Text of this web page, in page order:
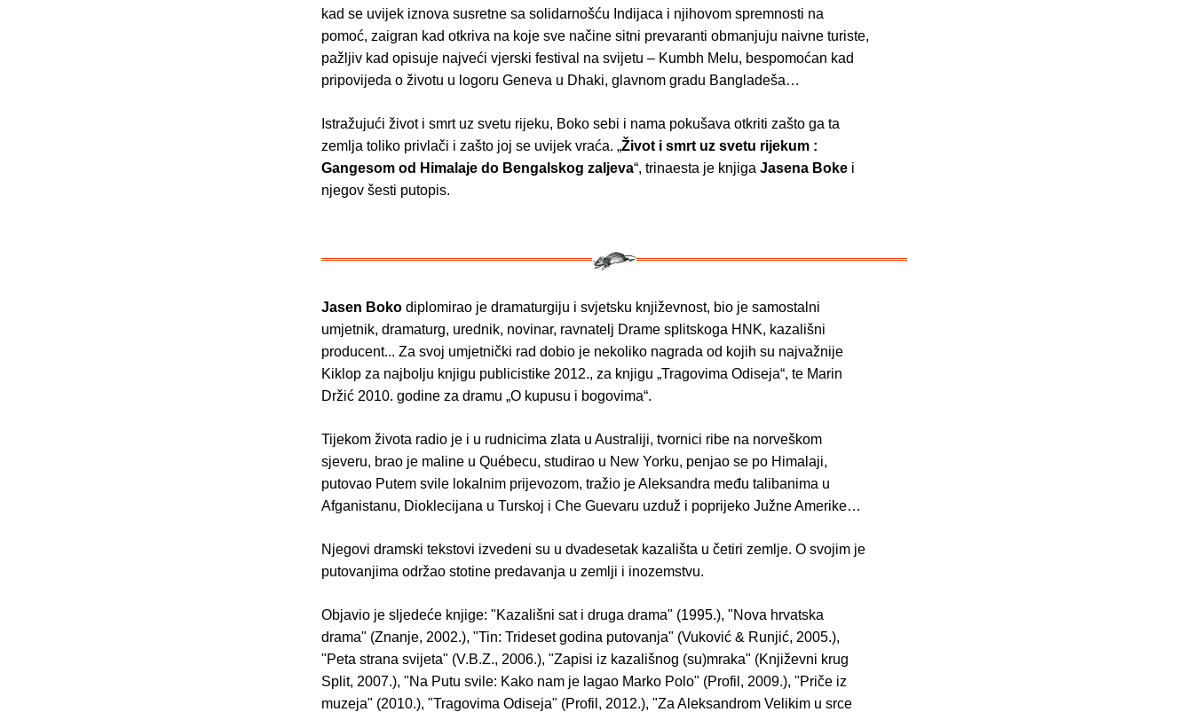
kad se uvijek iznova susretne sa solidarnošću Indijaca i njihovom spremnosti na
pomoć, zaigran kad otkriva na koje sve načine sitni prevaranti obmanjuju naivne turiste,
pažljiv kad opisuje najveći vjerski festival na svijetu – Kumbh Melu, bespomoćan kad
pripovijeda o životu u logoru Geneva u Dhaki, glavnom gradu Bangladeša…
Istražujući život i smrt uz svetu rijeku, Boko sebi i nama pokušava otkriti zašto ga ta
zemlja toliko privlači i zašto joj se uvijek vraća. „Život i smrt uz svetu rijekum :
Gangesom od Himalaje do Bengalskog zaljeva“, trinaesta je knjiga Jasena Boke i
njegov šesti putopis.
Jasen Boko diplomirao je dramaturgiju i svjetsku književnost, bio je samostalni
umjetnik, dramaturg, urednik, novinar, ravnatelj Drame splitskoga HNK, kazališni
producent... Za svoj umjetnički rad dobio je nekoliko nagrada od kojih su najvažnije
Kiklop za najbolju knjigu publicistike 2012., za knjigu „Tragovima Odiseja“, te Marin
Držić 2010. godine za dramu „O kupusu i bogovima“.
Tijekom života radio je i u rudnicima zlata u Australiji, tvornici ribe na norveškom
sjeveru, brao je maline u Québecu, studirao u New Yorku, penjao se po Himalaji,
putovao Putem svile lokalnim prijevozom, tražio je Aleksandra među talibanima u
Afganistanu, Dioklecijana u Turskoj i Che Guevaru uzduž i poprijeko Južne Amerike…
Njegovi dramski tekstovi izvedeni su u dvadesetak kazališta u četiri zemlje. O svojim je
putovanjima održao stotine predavanja u zemlji i inozemstvu.
Objavio je sljedeće knjige: "Kazališni sat i druga drama" (1995.), "Nova hrvatska
drama" (Znanje, 2002.), "Tin: Trideset godina putovanja" (Vuković & Runjić, 2005.),
"Peta strana svijeta" (V.B.Z., 2006.), "Zapisi iz kazališnog (su)mraka" (Književni krug
Split, 2007.), "Na Putu svile: Kako nam je lagao Marko Polo" (Profil, 2009.), "Priče iz
muzeja" (2010.), "Tragovima Odiseja" (Profil, 2012.), "Za Aleksandrom Velikim u srce